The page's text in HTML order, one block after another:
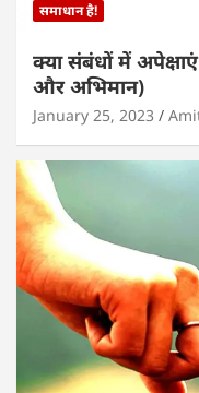
समाधान है!
क्या संबंधों में
और अभिमान)
January 25, 2023